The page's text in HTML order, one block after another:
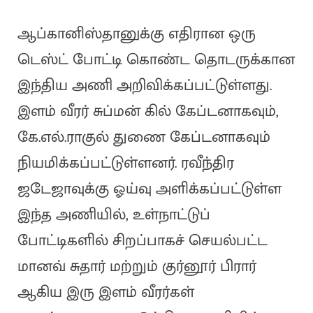
ஆப்கானிஸ்தானுக்கு எதிரான ஒரு
டெஸ்ட் போட்டி கொண்ட தொடருக்கான
இந்திய அணி அறிவிக்கப்பட்டுள்ளது.
இளம் வீரர் சுப்மன் கில் கேப்டனாகவும்,
கே.எல்.ராகுல் துணை கேப்டனாகவும்
நியமிக்கப்பட்டுள்ளனர். ரவீந்திர
ஜடேஜாவுக்கு ஓய்வு அளிக்கப்பட்டுள்ள
இந்த அணியில், உள்நாட்டுப்
போட்டிகளில் சிறப்பாகச் செயல்பட்ட
மானவ் சுதார் மற்றும் குர்னூர் பிரார்
ஆகிய இரு இளம் வீரர்கள்